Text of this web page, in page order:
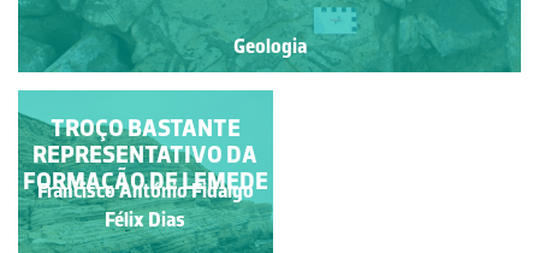
Geologia
UMA OBRA-PRIMA DA
NATUREZA EM
ESTRATOS DO
PLIENSBAQUIANO
Francisco António Fidalgo
Félix Dias
TROÇO BASTANTE
REPRESENTATIVO DA
FORMAÇÃO DE LEMEDE
Francisco António Fidalgo
Félix Dias